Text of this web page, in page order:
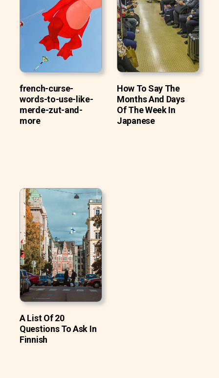
french-curse-
words-to-use-like-
merde-zut-and-
more
How To Say The
Months And Days
Of The Week In
Japanese
A List Of 20
Questions To Ask In
Finnish